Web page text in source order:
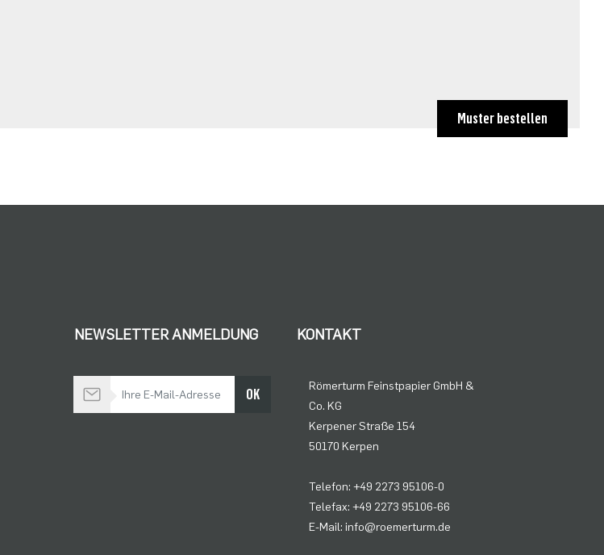
Muster bestellen
NEWSLETTER ANMELDUNG
Bleiben Sie auf dem Laufenden OK
KONTAKT
Römerturm Feinstpapier GmbH &
Co. KG
Kerpener Straße 154
50170 Kerpen
Telefon: +49 2273 95106-0
Telefax: +49 2273 95106-66
E-Mail: info@roemerturm.de